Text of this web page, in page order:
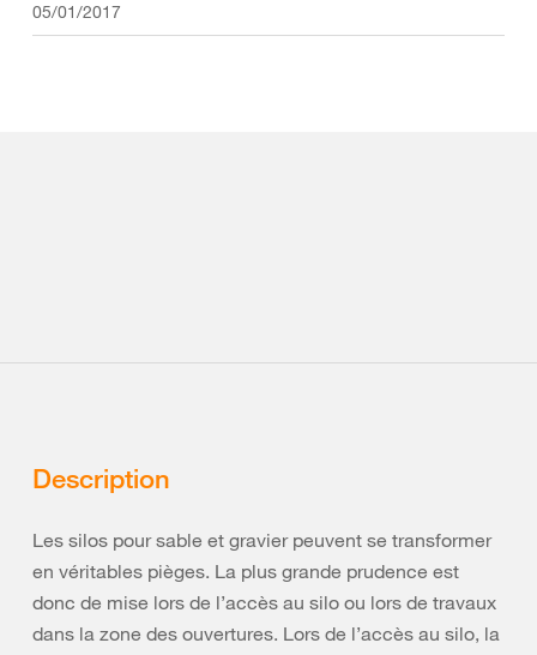
05/01/2017
Description
Les silos pour sable et gravier peuvent se transformer
en véritables pièges. La plus grande prudence est
donc de mise lors de l’accès au silo ou lors de travaux
dans la zone des ouvertures. Lors de l’accès au silo, la